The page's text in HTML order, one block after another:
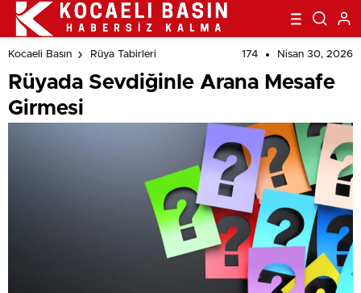
Kocaeli Basın Rüya Tabirleri 174 Nisan 30, 2026
Rüyada Sevdiğinle Arana Mesafe
Girmesi